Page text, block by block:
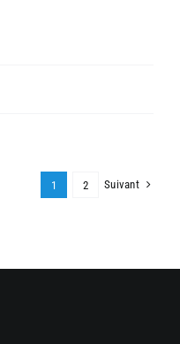
1 2 Suivant